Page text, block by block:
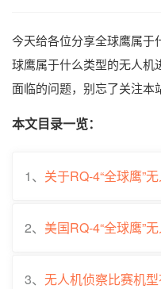
今天给各位分享全球鹰属于
球鹰属于什么类型的无人机
面临的问题，别忘了关注本
本文目录一览：
1、 关于RQ-4“全球鹰”
2、 美国RQ-4“全球鹰”
3、 无人机侦察比赛机